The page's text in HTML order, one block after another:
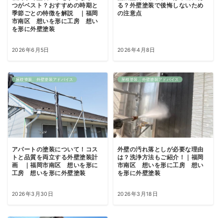
つがベスト？おすすめの時期と
季節ごとの特徴を解説 ｜福岡
市南区 想いを形に工房 想い
を形に外壁塗装
2026年6月5日
る？外壁塗装で後悔しないため
の注意点
2026年4月8日
屋根塗装、外壁塗装アドバイス
アパートの塗装について！コス
トと品質を両立する外壁塗装計
画 ｜福岡市南区 想いを形に
工房 想いを形に外壁塗装
2026年3月30日
屋根塗装、外壁塗装アドバイス
外壁の汚れ落としが必要な理由
は？洗浄方法もご紹介！｜福岡
市南区 想いを形に工房 想い
を形に外壁塗装
2026年3月18日